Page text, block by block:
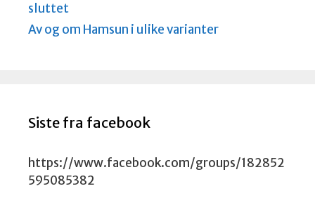
sluttet
Av og om Hamsun i ulike varianter
Siste fra facebook
https://www.facebook.com/groups/182852
595085382